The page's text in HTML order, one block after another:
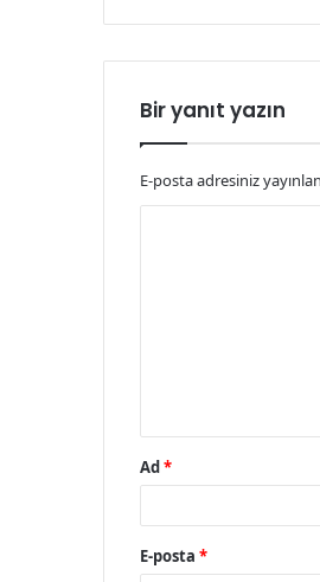
Bir yanıt yazın
E-posta adresiniz
Ad*
E-posta *